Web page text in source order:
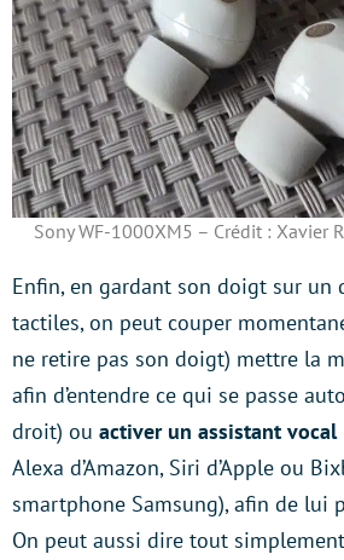
Sony WF-1000XM5 – Crédit : Xavier
Enfin, en gardant son doigt sur un
tactiles, on peut couper
ne retire pas son doigt) mettre la
afin d’entendre ce qui se passe
droit) ou activer un assistant vocal
Alexa d’Amazon, Siri d’Apple ou
smartphone Samsung), afin de lui
On peut aussi dire tout simplement